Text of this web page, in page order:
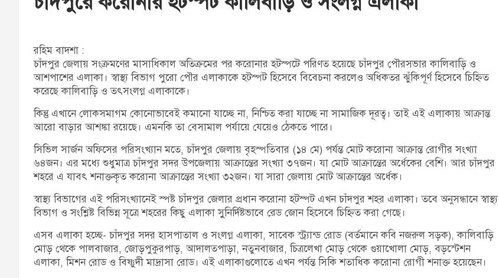
t
রহিম বাদশা :
চাঁদপুর জেলায় সংক্রমণের মাসাধিকাল অতিক্রমের পর করোনার হটস্পটে পরিণত হয়েছে চাঁদপুর পৌরসভার কালিবাড়ি ও
আশপাশের এলাকা। স্বাস্থ্য বিভাগ পুরো পৌর এলাকাকে হটস্পট হিসেবে বিবেচনা করলেও অধিকতর ঝুঁকিপূর্ণ হিসেবে চিহ্নিত
করেছে কালিবাড়ি ও তৎসংলগ্ন এলাকাকে।
কিন্তু এখানে লোকসমাগম কোনোভাবেই কমানো যাচ্ছে না, নিশ্চিত করা যাচ্ছে না সামাজিক দূরত্ব। তাই এই এলাকায় আক্রান্ত
আরো বাড়ার আশঙ্কা রয়েছে। এমনকি তা বেসামাল পর্যায়ে যেয়েও ঠেকতে পারে।
সিভিল সার্জন অফিসের পরিসংখ্যান মতে, চাঁদপুর জেলায় বৃহস্পতিবার (১৪ মে) পর্যন্ত মোট করোনা আক্রান্ত রোগীর সংখ্যা
৬৪জন। এর মধ্যে শুধুমাত্র চাঁদপুর সদর উপজেলায় আক্রান্তের সংখ্যা ৩৭জন। যা মোট আক্রান্তের অর্ধেকের বেশি। আর চাঁদপুর
শহরে এ যাবৎ শনাক্তকৃত করোনা আক্রান্তের সংখ্যা ৩২জন। যা সারা জেলায় মোট আক্রান্তের অর্ধেক।
স্বাস্থ্য বিভাগের এই পরিসংখ্যানেই স্পষ্ট চাঁদপুর জেলার প্রধান করোনা হটস্পট এখন চাঁদপুর শহর এলাকা। তবে অনুসন্ধানে স্বাস্থ্য
বিভাগ ও সংশ্লিষ্ট বিভিন্ন সূত্রে শহরের কিছু এলাকা সুুনির্দিষ্টভাবে রেড জোন হিসেবে চিহ্নিত করা গেছে।
এসব এলাকা হচ্ছে- চাঁদপুর সদর হাসপাতাল ও সংলগ্ন এলাকা, সাবেক স্ট্র্যান্ড রোড (বর্তমানে কবি নজরুল সড়ক), কালিবাড়ি
মোড় থেকে পালবাজার, জোড়পুকুরপাড়, আদালতপাড়া, নতুনবাজার, চিত্রলেখা মোড় থেকে গুয়াখোলা মোড়, বড়স্টেশন
এলাকা, মিশন রোড ও বিষ্ণুদী মাদ্রাসা রোড। এই এলাকাগুলোতে এখন পর্যন্ত সিকি শতাধিক করোনা রোগী শনাক্ত হয়েছেন।